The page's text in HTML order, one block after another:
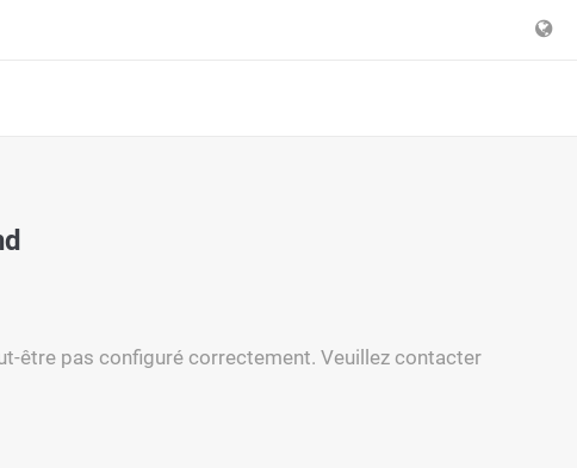
être pas configuré correctement. Veuillez contacter